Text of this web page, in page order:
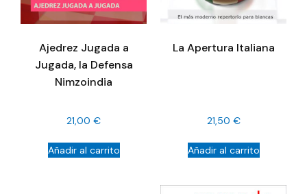
Ajedrez Jugada a
Jugada, la Defensa
Nimzoindia
21,00 €
Añadir al carrito
La Apertura Italiana
21,50 €
Añadir al carrito